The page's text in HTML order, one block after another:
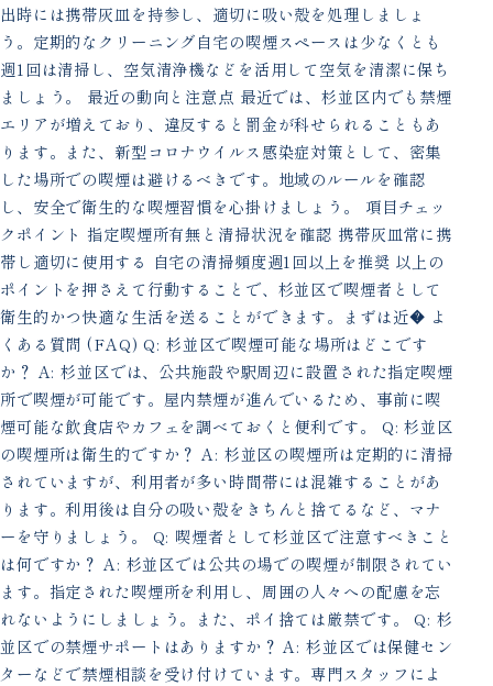
出時には携帯灰皿を持参し、適切に吸い殻を処理しましょ
う。定期的なクリーニング自宅の喫煙スペースは少なくとも
週1回は清掃し、空気清浄機などを活用して空気を清潔に保ち
ましょう。 最近の動向と注意点 最近では、杉並区内でも禁煙
エリアが増えており、違反すると罰金が科せられることもあ
ります。また、新型コロナウイルス感染症対策として、密集
した場所での喫煙は避けるべきです。地域のルールを確認
し、安全で衛生的な喫煙習慣を心掛けましょう。 項目チェッ
クポイント 指定喫煙所有無と清掃状況を確認 携帯灰皿常に携
帯し適切に使用する 自宅の清掃頻度週1回以上を推奨 以上の
ポイントを押さえて行動することで、杉並区で喫煙者として
衛生的かつ快適な生活を送ることができます。まずは近� よ
くある質問 (FAQ) Q: 杉並区で喫煙可能な場所はどこです
か？ A: 杉並区では、公共施設や駅周辺に設置された指定喫煙
所で喫煙が可能です。屋内禁煙が進んでいるため、事前に喫
煙可能な飲食店やカフェを調べておくと便利です。 Q: 杉並区
の喫煙所は衛生的ですか？ A: 杉並区の喫煙所は定期的に清掃
されていますが、利用者が多い時間帯には混雑することがあ
ります。利用後は自分の吸い殻をきちんと捨てるなど、マナ
ーを守りましょう。 Q: 喫煙者として杉並区で注意すべきこと
は何ですか？ A: 杉並区では公共の場での喫煙が制限されてい
ます。指定された喫煙所を利用し、周囲の人々への配慮を忘
れないようにしましょう。また、ポイ捨ては厳禁です。 Q: 杉
並区での禁煙サポートはありますか？ A: 杉並区では保健セン
ターなどで禁煙相談を受け付けています。専門スタッフによ